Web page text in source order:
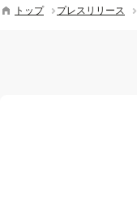
トップ プレスリリース